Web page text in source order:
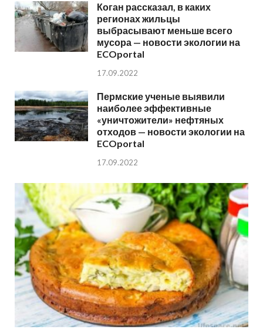
Коган рассказал, в каких
регионах жильцы
выбрасывают меньше всего
мусора — новости экологии на
ECOportal
17.09.2022
Пермские ученые выявили
наиболее эффективные
«уничтожители» нефтяных
отходов — новости экологии на
ECOportal
17.09.2022